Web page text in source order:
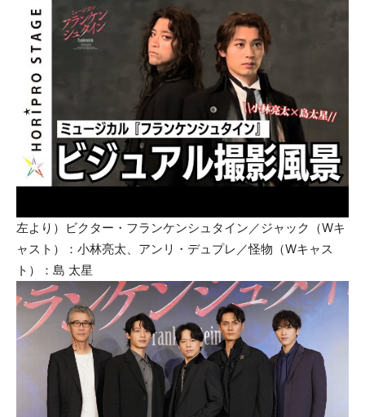
左より）ビクター・フランケンシュタイン／ジャック（Wキ
ャスト）：小林亮太、アンリ・デュプレ／怪物（Wキャス
ト）：島 太星